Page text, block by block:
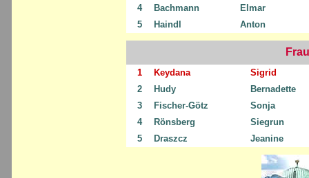
4
Bachmann
Elmar
5
Haindl Anton
1 Keydana
Sigrid
2
Hudy
Bernadette
3
Fischer-Götz
Sonja
4
Rönsberg
Siegrun
5
Draszcz Jeanine